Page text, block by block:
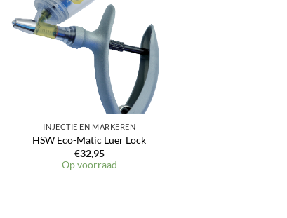
INJECTIE EN MARKEREN
HSW Eco-Matic Luer Lock
€32,95
Op voorraad